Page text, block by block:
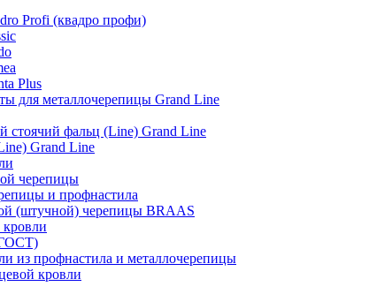
Profi (квадро профи)
Plus
для металлочерепицы Grand Line
стоячий фальц (Line) Grand Line
Grand Line
черепицы
и профнастила
(штучной) черепицы BRAAS
кровли
из профнастила и металлочерепицы
кровли